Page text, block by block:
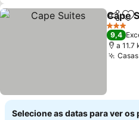
Cape
3 Estrelas
9,4
a 11.7
Selecione as datas para ver os